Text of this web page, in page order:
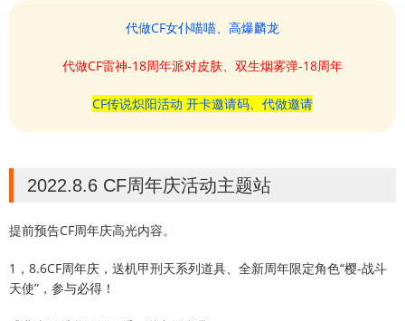
代做CF女仆喵喵、高爆麟龙
代做CF雷神-18周年派对皮肤、双生烟雾弹-18周年
CF传说炽阳活动 开卡邀请码、代做邀请
2022.8.6 CF周年庆活动主题站
提前预告CF周年庆高光内容。
1，8.6CF周年庆，送机甲刑天系列道具、全新周年限定角色“樱-战斗
天使”，参与必得！